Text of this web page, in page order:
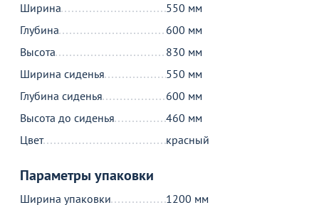
Ширина
550 мм
Глубина
600 мм
Высота
830 мм
Ширина сиденья
550 мм
Глубина сиденья
600 мм
Высота до сиденья
460 мм
Цвет
красный
Параметры упаковки
Ширина упаковки 1200 мм
С этим товаром покупают